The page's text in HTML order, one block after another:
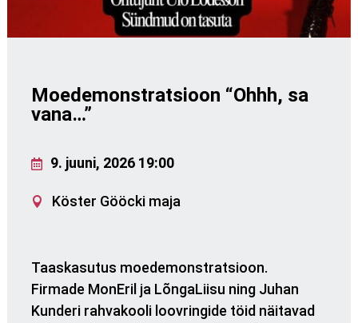
Moedemonstratsioon “Ohhh, sa
vana…”
9. juuni, 2026 19:00
Köster Gööcki maja
Taaskasutus moedemonstratsioon.
Firmade MonEril ja LõngaLiisu ning Juhan
Kunderi rahvakooli loovringide töid näitavad